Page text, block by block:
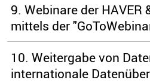
9. Webinare der HAVER
mittels der
10. Weitergabe von
internationale